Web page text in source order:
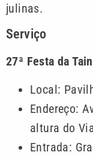
julinas.
Serviço
27ª Festa da
Local:
Endereço:
altura do
Entrada: